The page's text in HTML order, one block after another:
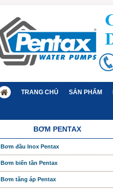
TRANG CHỦ SẢN PHẨM
BƠM PENTAX
Bơm đầu Inox Pentax
Bơm biến tần Pentax
Bơm tăng áp Pentax